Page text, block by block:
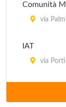
Comunità
via
IAT
via
piazza